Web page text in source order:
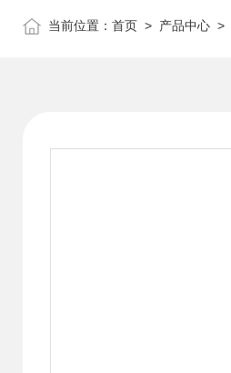
当前位置： 首页 > 产品中心 >